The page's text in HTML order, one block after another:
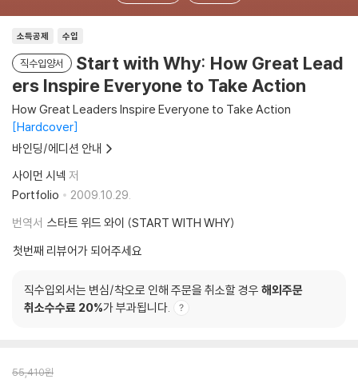
소득공제 수입
직수입양서
Start with Why: How Great Lead
ers Inspire Everyone to Take Action
How Great Leaders Inspire Everyone to Take Action
Hardcover
바인딩/에디션 안내
사이먼 시넥 저
Portfolio
2009.10.29.
번역서 스타트 위드 와이 (START WITH WHY)
첫번째 리뷰어가 되어주세요
직수입외서는 변심/착오로 인해 주문을 취소할 경우 해외주문
취소수수료 20%가 부과됩니다.
55,410원